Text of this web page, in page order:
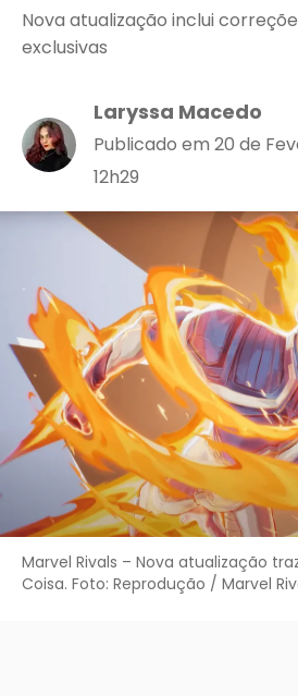
Nova atualização inclui
exclusivas
Laryssa Macedo
Publicado em 20 de
12h29
Marvel Rivals – Nova atualização
Coisa. Foto: Reprodução / Marvel